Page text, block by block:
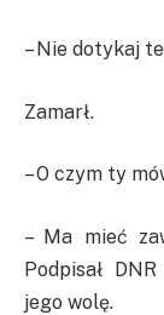
– Nie dotykaj
Zamarł.
– O czym ty
– Ma mieć
Podpisał
jego wolę.